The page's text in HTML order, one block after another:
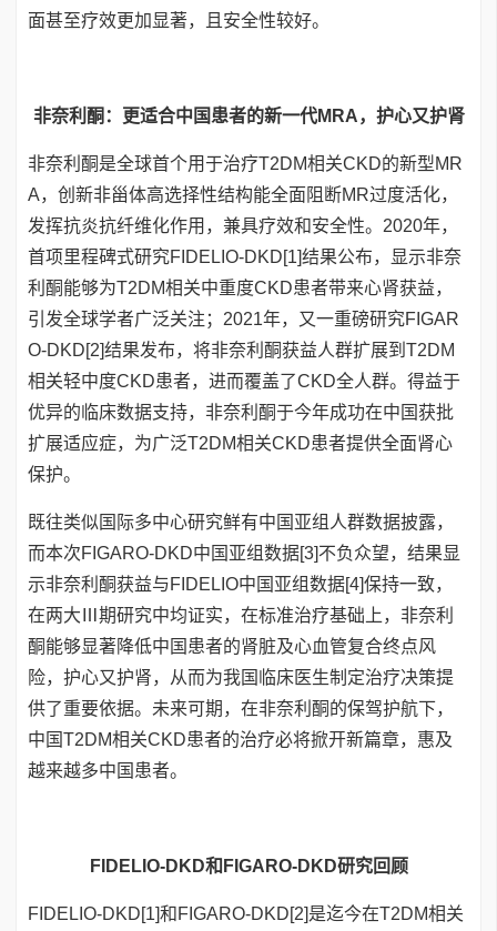
面甚至疗效更加显著，且安全性较好。
非奈利酮：更适合中国患者的新一代MRA，护心又护肾
非奈利酮是全球首个用于治疗T2DM相关CKD的新型MR
A，创新非甾体高选择性结构能全面阻断MR过度活化，
发挥抗炎抗纤维化作用，兼具疗效和安全性。2020年，
首项里程碑式研究FIDELIO-DKD[1]结果公布，显示非奈
利酮能够为T2DM相关中重度CKD患者带来心肾获益，
引发全球学者广泛关注；2021年，又一重磅研究FIGAR
O-DKD[2]结果发布，将非奈利酮获益人群扩展到T2DM
相关轻中度CKD患者，进而覆盖了CKD全人群。得益于
优异的临床数据支持，非奈利酮于今年成功在中国获批
扩展适应症，为广泛T2DM相关CKD患者提供全面肾心
保护。
既往类似国际多中心研究鲜有中国亚组人群数据披露，
而本次FIGARO-DKD中国亚组数据[3]不负众望，结果显
示非奈利酮获益与FIDELIO中国亚组数据[4]保持一致，
在两大Ⅲ期研究中均证实，在标准治疗基础上，非奈利
酮能够显著降低中国患者的肾脏及心血管复合终点风
险，护心又护肾，从而为我国临床医生制定治疗决策提
供了重要依据。未来可期，在非奈利酮的保驾护航下，
中国T2DM相关CKD患者的治疗必将掀开新篇章，惠及
越来越多中国患者。
FIDELIO-DKD和FIGARO-DKD研究回顾
FIDELIO-DKD[1]和FIGARO-DKD[2]是迄今在T2DM相关